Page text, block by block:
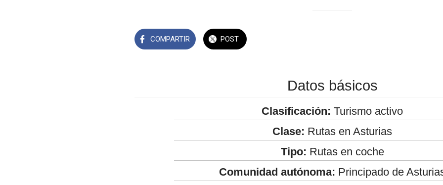
COMPARTIR POST
Datos básicos
Clasificación: Turismo activo
Clase: Rutas en Asturias
Tipo: Rutas en coche
Comunidad autónoma: Principado de